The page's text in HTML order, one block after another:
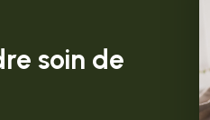
soin de